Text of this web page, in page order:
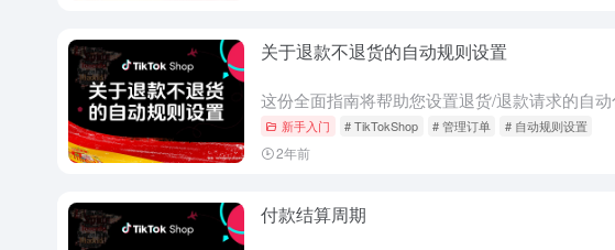
关于退款不退货的自动规则设置
新手入门 # TikTokShop # 管理订单 # 自动规则设置
2年前
付款结算周期